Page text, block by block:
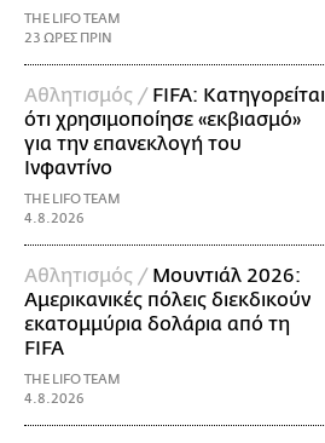
THE LIFO TEAM
23 ΩΡΕΣ ΠΡΙΝ
Αθλητισμός / FIFA: Κατηγορείται
ότι χρησιμοποίησε «εκβιασμό»
για την επανεκλογή του
Ινφαντίνο
THE LIFO TEAM
4.8.2026
Αθλητισμός / Μουντιάλ 2026:
Αμερικανικές πόλεις διεκδικούν
εκατομμύρια δολάρια από τη
FIFA
THE LIFO TEAM
4.8.2026